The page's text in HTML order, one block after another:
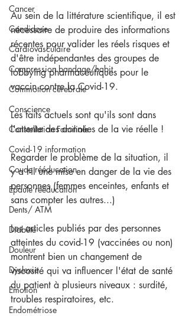
Cancer
Candidose
Cardiovasculaire
Compression bandage/habit
Commotion cérebrale
Conscience
Constellation Familiale
Covid-19 information
Coude rééducation
Epaule rééducation
Dents/ ATM
Diabète
Douleur
Dyslexie
Emotion
Endométriose
Au sein de la littérature scientifique, il est
nécessaire de produire des informations
récentes pour valider les réels risques et
d'être indépendantes des groupes de
lobbying pharmaceutiques pour le
vaccin contre la Covid-19.
Les faits actuels sont qu'ils sont dans
l'attente des données de la vie réelle !
Regarder le problème de la situation, il
y a t-il une mise en danger de la vie des
personnes (femmes enceintes, enfants et
sans compter les autres...)
Les articles publiés par des personnes
atteintes du covid-19 (vaccinées ou non)
montrent bien un changement de
viscosité qui va influencer l'état de santé
du patient à plusieurs niveaux : surdité,
troubles respiratoires, etc.